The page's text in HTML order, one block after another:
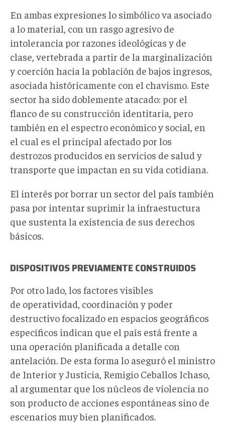
En ambas expresiones lo simbólico va asociado
a lo material, con un rasgo agresivo de
intolerancia por razones ideológicas y de
clase, vertebrada a partir de la marginalización
y coerción hacia la población de bajos ingresos,
asociada históricamente con el chavismo. Este
sector ha sido doblemente atacado: por el
flanco de su construcción identitaria, pero
también en el espectro económico y social, en
el cual es el principal afectado por los
destrozos producidos en servicios de salud y
transporte que impactan en su vida cotidiana.
El interés por borrar un sector del país también
pasa por intentar suprimir la infraestuctura
que sustenta la existencia de sus derechos
básicos.
DISPOSITIVOS PREVIAMENTE CONSTRUIDOS
Por otro lado, los factores visibles
de operatividad, coordinación y poder
destructivo focalizado en espacios geográficos
específicos indican que el país está frente a
una operación planificada a detalle con
antelación. De esta forma lo aseguró el ministro
de Interior y Justicia, Remigio Ceballos Ichaso,
al argumentar que los núcleos de violencia no
son producto de acciones espontáneas sino de
escenarios muy bien planificados.